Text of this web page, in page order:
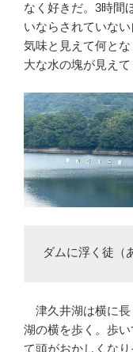
なく好きだ。3時間
いならされていな
気味と見えて何と
大な水の塊が見えて
ダムに浮く徒（
津久井湖は横に長
湖の横を歩く。歩
て頭がおかしくな